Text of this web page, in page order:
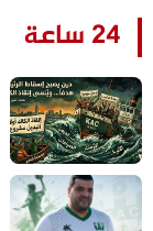
24 ساعة